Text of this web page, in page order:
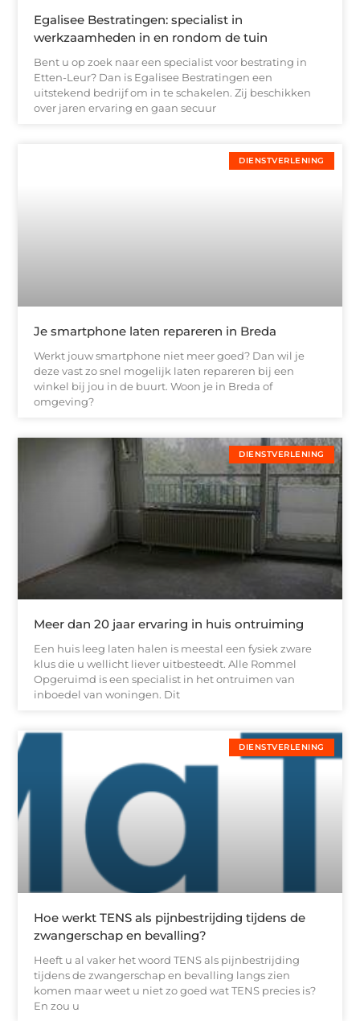
Egalisee Bestratingen: specialist in
werkzaamheden in en rondom de tuin
Bent u op zoek naar een specialist voor bestrating in
Etten-Leur? Dan is Egalisee Bestratingen een
uitstekend bedrijf om in te schakelen. Zij beschikken
over jaren ervaring en gaan secuur
DIENSTVERLENING
Je smartphone laten repareren in Breda
Werkt jouw smartphone niet meer goed? Dan wil je
deze vast zo snel mogelijk laten repareren bij een
winkel bij jou in de buurt. Woon je in Breda of
omgeving?
DIENSTVERLENING
Meer dan 20 jaar ervaring in huis ontruiming
Een huis leeg laten halen is meestal een fysiek zware
klus die u wellicht liever uitbesteedt. Alle Rommel
Opgeruimd is een specialist in het ontruimen van
inboedel van woningen. Dit
DIENSTVERLENING
Hoe werkt TENS als pijnbestrijding tijdens de
zwangerschap en bevalling?
Heeft u al vaker het woord TENS als pijnbestrijding
tijdens de zwangerschap en bevalling langs zien
komen maar weet u niet zo goed wat TENS precies is?
En zou u